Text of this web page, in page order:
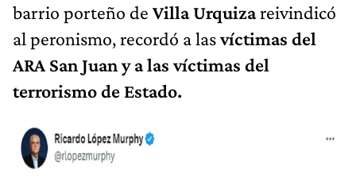
barrio porteño de Villa Urquizareivindicó
al peronismo, recordó a lasvíctimas del
ARA San Juan y a las víctimas del
terrorismo de Estado.